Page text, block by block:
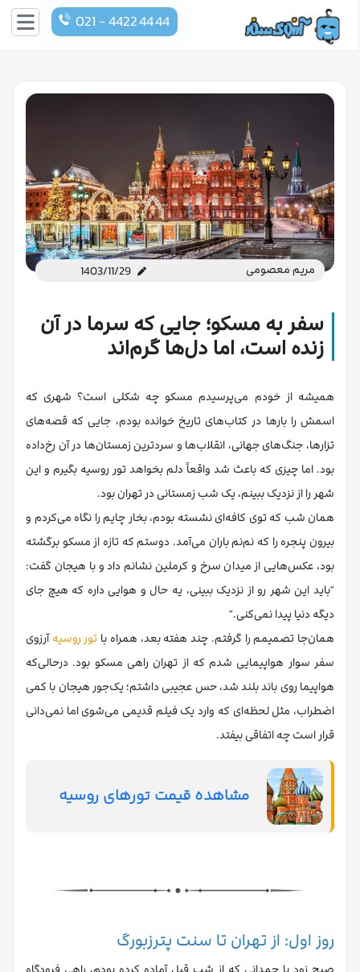
021 - 4422 44 44
مریم معصومی 1403/11/29
سفر به مسکو؛ جایی که سرما در آن
زنده است، اما دل‌ها گرم‌اند
همیشه از خودم می‌پرسیدم مسکو چه شکلی است؟ شهری که
اسمش را بارها در کتاب‌های تاریخ خوانده بودم، جایی که قصه‌های
تزارها، جنگ‌های جهانی، انقلاب‌ها و سردترین زمستان‌ها در آن رخ‌داده
بود. اما چیزی که باعث شد واقعاً دلم بخواهد تور روسیه بگیرم و این
شهر را از نزدیک ببینم، یک شب زمستانی در تهران بود.
همان شب که توی کافه‌ای نشسته بودم، بخار چایم را نگاه می‌کردم و
بیرون پنجره را که نم‌نم باران می‌آمد. دوستم که تازه از مسکو برگشته
بود، عکس‌هایی از میدان سرخ و کرملین نشانم داد و با هیجان گفت:
"باید این شهر رو از نزدیک ببینی، یه حال و هوایی داره که هیچ جای
دیگه دنیا پیدا نمی‌کنی."
همان‌جا تصمیمم را گرفتم. چند هفته بعد، همراه باتور روسیهآرزوی
سفر سوار هواپیمایی شدم که از تهران راهی مسکو بود. درحالی‌که
هواپیما روی باند بلند شد، حس عجیبی داشتم؛ یک‌جور هیجان با کمی
اضطراب، مثل لحظه‌ای که وارد یک فیلم قدیمی می‌شوی اما نمی‌دانی
قرار است چه اتفاقی بیفتد.
مشاهده قیمت تورهای روسیه
روز اول: از تهران تا سنت پترزبورگ